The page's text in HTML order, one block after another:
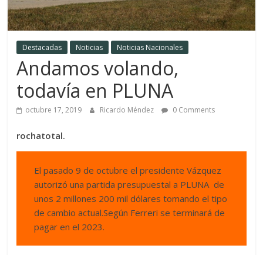
Destacadas Noticias Noticias Nacionales
Andamos volando,
todavía en PLUNA
octubre 17, 2019 Ricardo Méndez 0 Comments
rochatotal.
El pasado 9 de octubre el presidente Vázquez
autorizó una partida presupuestal a PLUNA de
unos 2 millones 200 mil dólares tomando el tipo
de cambio actual.Según Ferreri se terminará de
pagar en el 2023.